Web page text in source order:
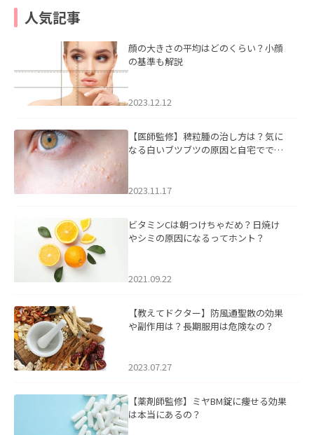
人気記事
顔の大きさの平均はどのくらい？小顔
の基準も解説
2023.12.12
【医師監修】稗粒腫の治し方は？気に
なる白いブツブツの原因と自宅ででき
2023.11.17
ビタミンCは朝つけちゃだめ？日焼け
やシミの原因になるってホント？
2021.09.22
【教えてドクター】防風通聖散の効果
や副作用は？長期服用は危険なの？
2023.07.27
【薬剤師監修】ミヤBM錠に痩せる効果
は本当にあるの？